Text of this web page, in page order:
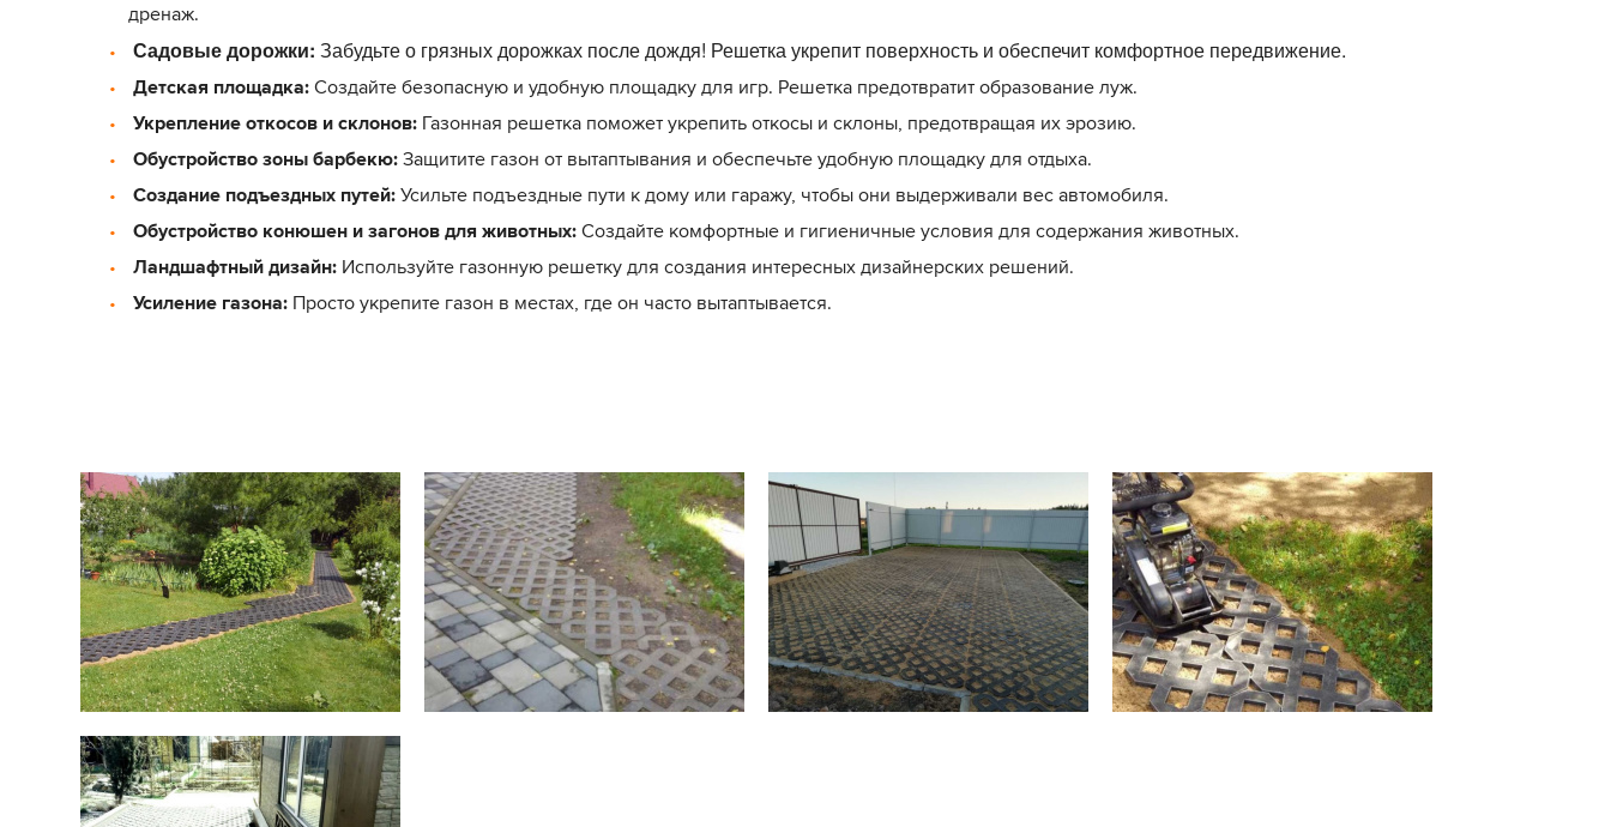
дренаж.
Садовые дорожки: Забудьте о грязных дорожках после дождя! Решетка укрепит поверхность и обеспечит комфортное передвижение.
Детская площадка: Создайте безопасную и удобную площадку для игр. Решетка предотвратит образование луж.
Укрепление откосов и склонов: Газонная решетка поможет укрепить откосы и склоны, предотвращая их эрозию.
Обустройство зоны барбекю: Защитите газон от вытаптывания и обеспечьте удобную площадку для отдыха.
Создание подъездных путей: Усильте подъездные пути к дому или гаражу, чтобы они выдерживали вес автомобиля.
Обустройство конюшен и загонов для животных: Создайте комфортные и гигиеничные условия для содержания животных.
Ландшафтный дизайн: Используйте газонную решетку для создания интересных дизайнерских решений.
Усиление газона: Просто укрепите газон в местах, где он часто вытаптывается.